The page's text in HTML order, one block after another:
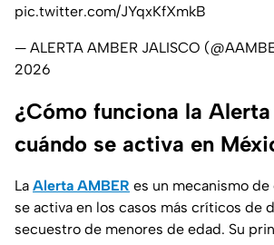
pic.twitter.com/JYqxKfXmkB
— ALERTA AMBER JALISCO
2026
¿Cómo funciona la
cuándo se activa en
La Alerta AMBER es un mecanismo
se activa en los casos más críticos de
secuestro de menores de edad. Su